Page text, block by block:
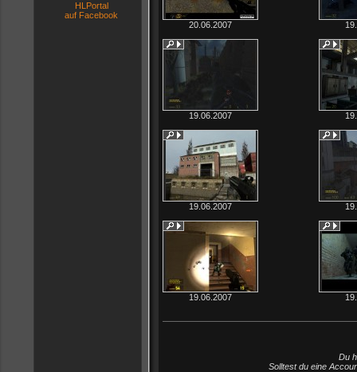
HLPortal
auf Facebook
20.06.2007
19.06.2007
19.06.2007
19.06.2007
Du
Solltest du eine